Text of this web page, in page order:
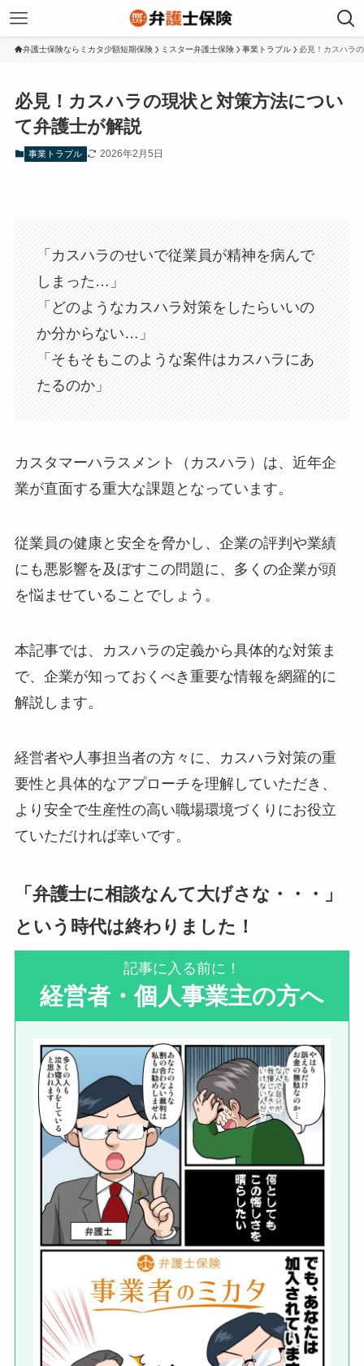
弁護士保険ならミカタ少額短期保険 ミスター弁護士保険 事業トラブル 必見！カスハラ
必見！カスハラの現状と対策方法につい
て弁護士が解説
事業トラブル 2026年2月5日
「カスハラのせいで従業員が精神を病んで
しまった…」
「どのようなカスハラ対策をしたらいいの
か分からない…」
「そもそもこのような案件はカスハラにあ
たるのか」
カスタマーハラスメント（カスハラ）は、近年企
業が直面する重大な課題となっています。
従業員の健康と安全を脅かし、企業の評判や業績
にも悪影響を及ぼすこの問題に、多くの企業が頭
を悩ませていることでしょう。
本記事では、カスハラの定義から具体的な対策ま
で、企業が知っておくべき重要な情報を網羅的に
解説します。
経営者や人事担当者の方々に、カスハラ対策の重
要性と具体的なアプローチを理解していただき、
より安全で生産性の高い職場環境づくりにお役立
ていただければ幸いです。
「弁護士に相談なんて大げさな・・・」
という時代は終わりました！
記事に入る前に！
経営者・個人事業主の方へ